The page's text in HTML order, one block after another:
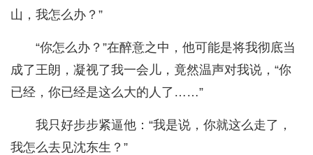
山，我怎么办？”
“你怎么办？”在醉意之中，他可能是将我彻底当
成了王朗，凝视了我一会儿，竟然温声对我说，“你
已经，你已经是这么大的人了……”
我只好步步紧逼他：“我是说，你就这么走了，
我怎么去见沈东生？”